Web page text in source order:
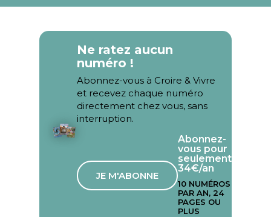
Ne ratez aucun
numéro !
Abonnez-vous à Croire & Vivre
et recevez chaque numéro
directement chez vous, sans
interruption.
JE M'ABONNE
Abonnez-
vous pour
seulement
34€/an
10 NUMÉROS
PAR AN, 24
PAGES OU
PLUS